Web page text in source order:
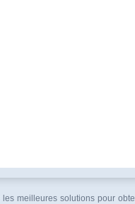
meilleures solutions pour